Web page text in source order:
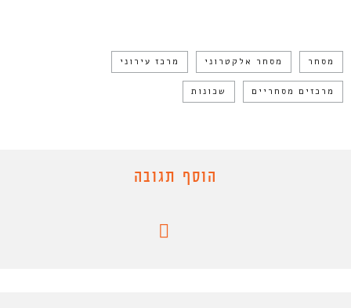
מסחר מסחר אלקטרוני מרכז עירוני
מרכזים מסחריים שכונות
הוסף תגובה